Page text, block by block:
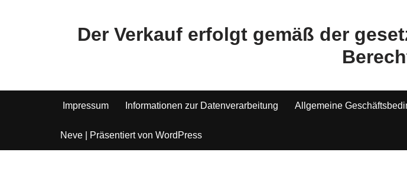
Der Verkauf erfolgt gemäß der
Impressum Informationen zur Datenverarbeitung Allgemeine
Neve | Präsentiert von WordPress